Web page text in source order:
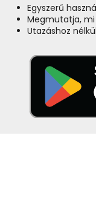
Egyszerű
Megmutatja,
Utazáshoz